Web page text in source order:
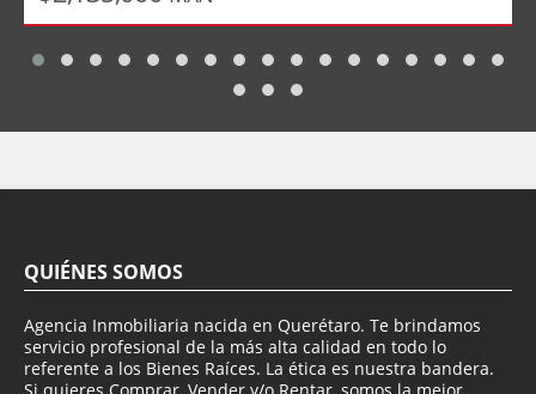
QUIÉNES SOMOS
Agencia Inmobiliaria nacida en Querétaro. Te brindamos
servicio profesional de la más alta calidad en todo lo
referente a los Bienes Raíces. La ética es nuestra bandera.